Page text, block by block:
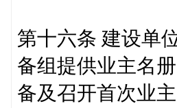
第十六条 建设单
备组提供业主名
备及召开首次业